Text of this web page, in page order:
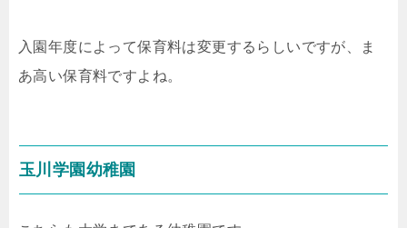
入園年度によって保育料は変更するらしいですが、ま
あ高い保育料ですよね。
玉川学園幼稚園